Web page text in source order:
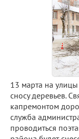
13 марта на
сносу деревьев.
капремонтом
служба
проводиться